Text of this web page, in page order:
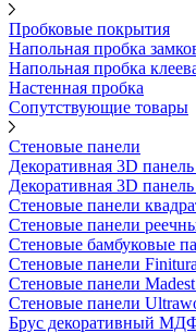
Пробковые покрытия
Напольная пробка
Напольная пробка
Настенная пробка
Сопутствующие товары
Стеновые панели
Декоративная 3D
Декоративная 3D
Стеновые панели
Стеновые панели
Стеновые бамбуковые
Стеновые панели
Стеновые панели
Стеновые панели
Брус декоративный